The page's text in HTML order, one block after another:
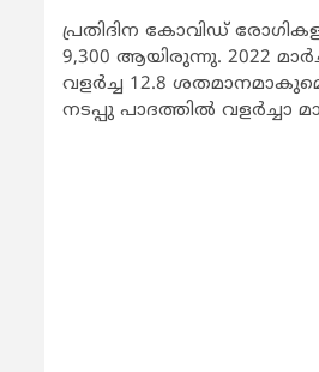
പ്രതിദിന കോവിഡ്
9,300 ആയിരുന്നു. 2022
വളര്‍ച്ച 12.8
നടപ്പു പാദത്തില്‍ വളര്‍ച്ചാ